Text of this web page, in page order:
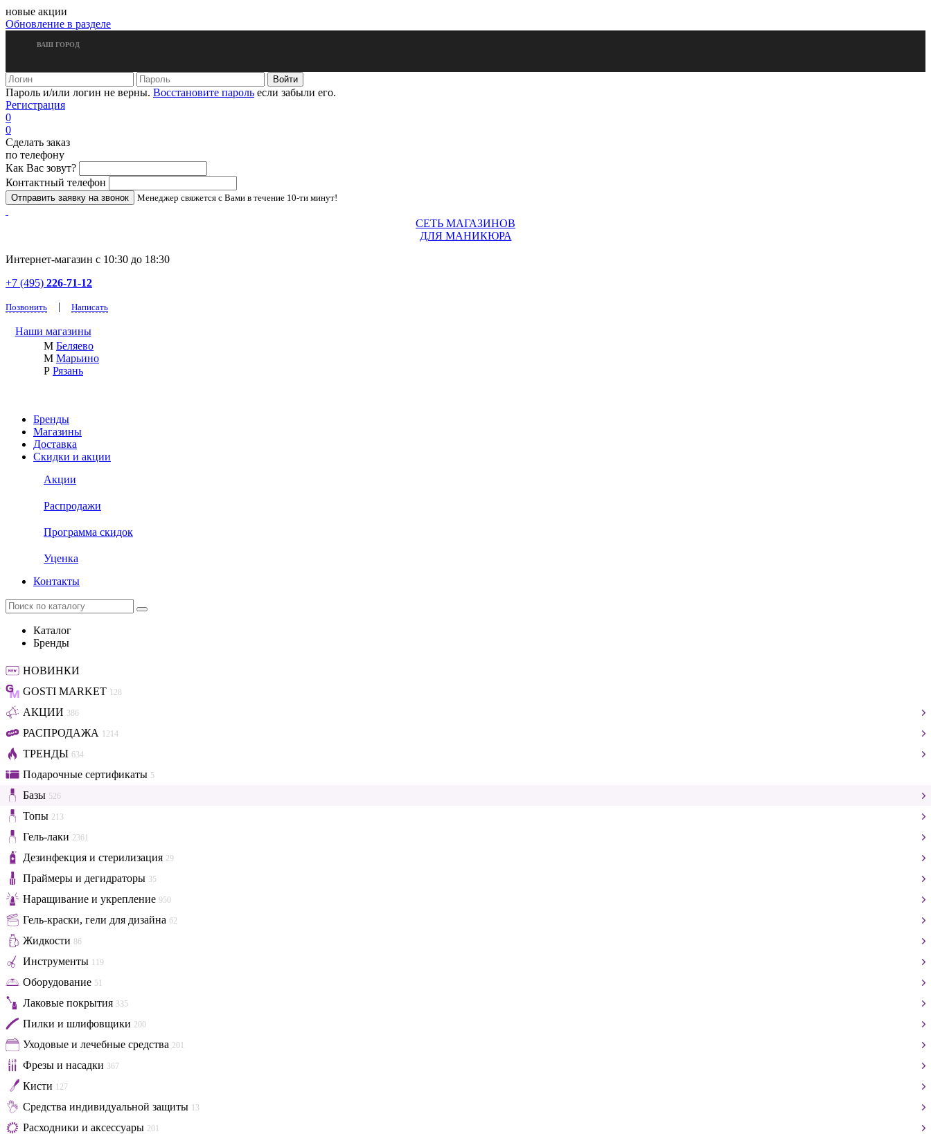
новые акции
Обновление в разделе
ВАШ ГОРОД
Пароль и/или логин не верны. Восстановите пароль если забыли его.
Регистрация
0
0
Сделать заказ
по телефону
Как Вас зовут?
Контактный телефон
Менеджер свяжется с Вами в течение 10-ти минут!
СЕТЬ МАГАЗИНОВ
ДЛЯ МАНИКЮРА
Интернет-магазин с 10:30 до 18:30
+7 (495) 226-71-12
Позвонить | Написать
Наши магазины
М Беляево
М Марьино
Р Рязань
Бренды
Магазины
Доставка
Скидки и акции
Акции
Распродажи
Программа скидок
Уценка
Контакты
Каталог
Бренды
НОВИНКИ
GOSTI MARKET 128
АКЦИИ 386
РАСПРОДАЖА 1214
ТРЕНДЫ 634
Подарочные сертификаты 5
Базы 526
Топы 213
Гель-лаки 2361
Дезинфекция и стерилизация 29
Праймеры и дегидраторы 35
Наращивание и укрепление 950
Гель-краски, гели для дизайна 62
Жидкости 86
Инструменты 119
Оборудование 51
Лаковые покрытия 335
Пилки и шлифовщики 200
Уходовые и лечебные средства 201
Фрезы и насадки 367
Кисти 127
Средства индивидуальной защиты 13
Расходники и аксессуары 201